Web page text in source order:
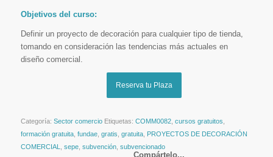
Objetivos del curso:
Definir un proyecto de decoración para cualquier tipo de tienda,
tomando en consideración las tendencias más actuales en
diseño comercial.
Reserva tu Plaza
Categoría: Sector comercio Etiquetas: COMM0082, cursos gratuitos
formación gratuita, fundae, gratis gratuita, PROYECTOS DE DECORACIÓN
COMERCIAL
sepe, subvención, subvencionado
Compártelo...